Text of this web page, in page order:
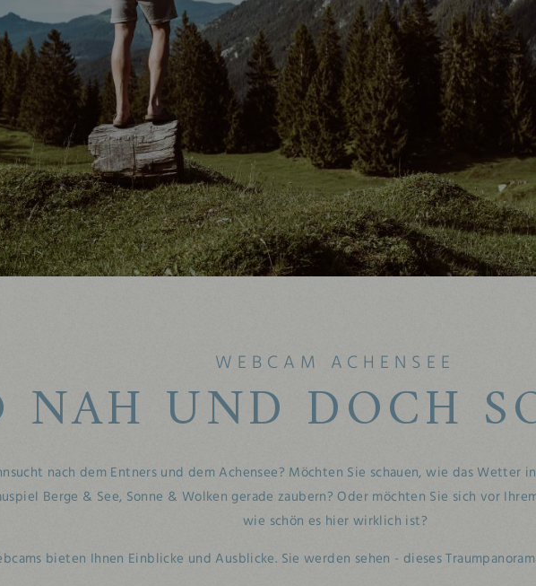
WEBCAM ACHENSEE
NAH UND DOCH
nach dem Entners und dem Achensee? Möchten Sie schauen, wie das Wetter
Berge & See, Sonne & Wolken gerade zaubern? Oder möchten Sie sich vor
wie schön es hier wirklich ist?
bieten Ihnen Einblicke und Ausblicke. Sie werden sehen - dieses